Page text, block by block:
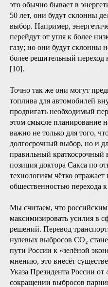
это обычно бывает в
50 лет, они будут склонны
выбор. Например,
перейдут от угля к более
газу; но они будут склонны
более решительный переход
[10].
Точно так же они могут
топлива для автомобилей
продвигать необходимый
этом смысле планирование
важно не только для того,
долгосрочный выбор, но и
правильный краткосрочный
позиция доктора Сакса по
технологиям чётко
общественностью перехода
Мы считаем, что российским
максимизировать усилия в
решений. Перевод
нулевых выбросов СО₂
пути России к «зелёной
мнению, это внесёт
Указа Президента России
сокращении выбросов